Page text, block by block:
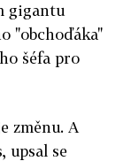
gigantu
"obchoďáka"
šéfa pro
změnu. A
upsal se